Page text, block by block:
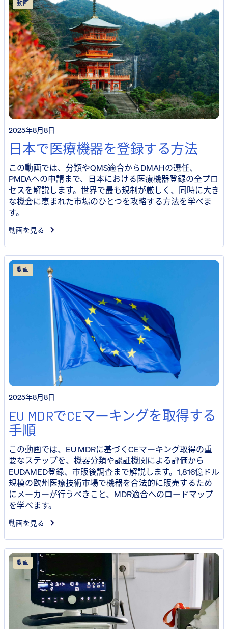
動画
2025年8月8日
日本で医療機器を登録する方法
この動画では、分類やQMS適合からDMAHの選任、
PMDAへの申請まで、日本における医療機器登録の全プロ
セスを解説します。世界で最も規制が厳しく、同時に大き
な機会に恵まれた市場のひとつを攻略する方法を学べま
す。
動画を見る
動画
2025年8月8日
EU MDRでCEマーキングを取得する
手順
この動画では、EU MDRに基づくCEマーキング取得の重
要なステップを、機器分類や認証機関による評価から
EUDAMED登録、市販後調査まで解説します。1,816億ドル
規模の欧州医療技術市場で機器を合法的に販売するため
にメーカーが行うべきこと、MDR適合へのロードマップ
を学べます。
動画を見る
動画